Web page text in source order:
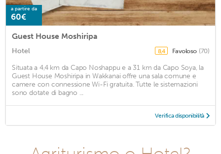
a partire da
60€
Guest House Moshiripa
Hotel 8,4 Favoloso (70)
Situata a 4,4 km da Capo Noshappu e a 31 km da Capo Soya, la
Guest House Moshiripa in Wakkanai offre una sala comune e
camere con connessione Wi-Fi gratuita. Tutte le sistemazioni
sono dotate di bagno ...
Verifica disponibilità